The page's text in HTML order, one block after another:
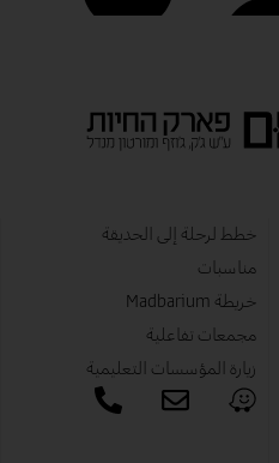
خطط لرحلة إلى الحديقة
مناسبات
خريطة Madbarium
مجمعات تفاعلية
زيارة المؤسسات التعليمية